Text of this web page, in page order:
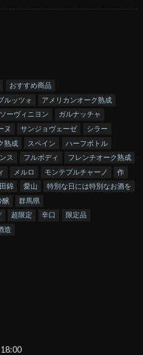
おすすめ商品
ルッツォ
アメリカンオーク熟成
ーヴィニヨン
ガルナッチャ
ヌ サンジョヴェーゼ
シラー
熟成 スペイン
ハーフボトル
ス フルボディ
フレンチオーク熟成
メルロ モンテプルチャーノ
作
錦 愛山
特別な日には特別なお酒を
醸
群馬県
超限定 辛口
限定品
造